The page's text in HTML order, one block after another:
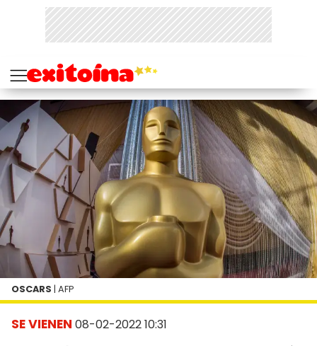
SE VIENEN 08-02-2022 10:31
OSCARS | AFP